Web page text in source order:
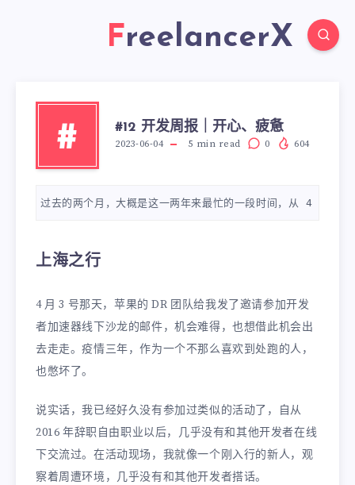
FreelancerX
# #12 开发周报｜开心、疲惫
2023-06-04 5 min read 0 604
过去的两个月，大概是这一两年来最忙的一段时间，从 4 月份
上海之行
4 月 3 号那天，苹果的 DR 团队给我发了邀请参加开发
者加速器线下沙龙的邮件，机会难得，也想借此机会出
去走走。疫情三年，作为一个不那么喜欢到处跑的人，
也憋坏了。
说实话，我已经好久没有参加过类似的活动了，自从
2016 年辞职自由职业以后，几乎没有和其他开发者在线
下交流过。在活动现场，我就像一个刚入行的新人，观
察着周遭环境，几乎没有和其他开发者搭话。